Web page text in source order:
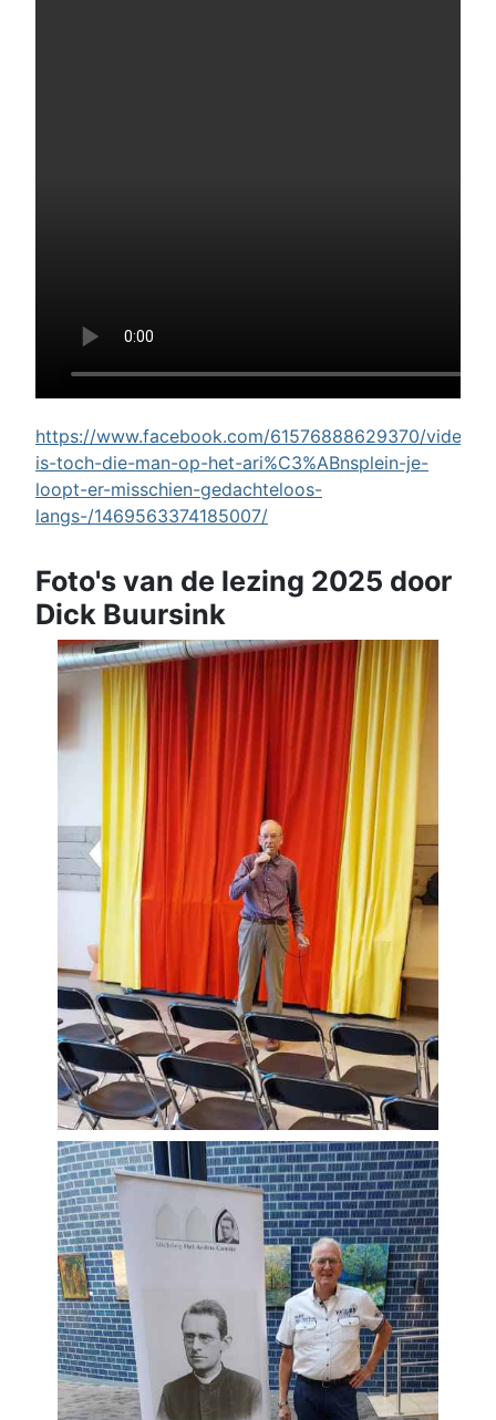
https://www.facebook.com/61576888629370/videos/
is-toch-die-man-op-het-ari%C3%ABnsplein-je-
loopt-er-misschien-gedachteloos-
langs-/1469563374185007/
Foto's van de lezing 2025 door
Dick Buursink